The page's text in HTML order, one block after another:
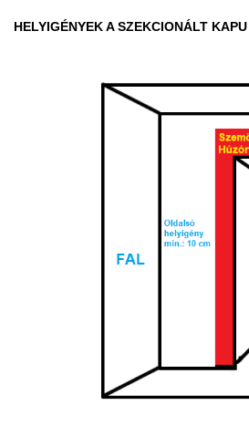
HELYIGÉNYEK A SZEKCIONÁLT